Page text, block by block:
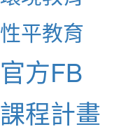
性平教育
官方FB
課程計畫